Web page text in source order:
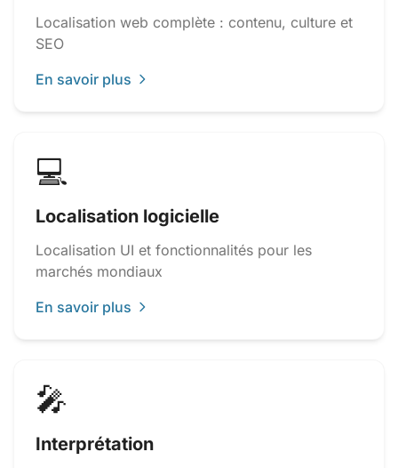
Localisation web complète : contenu, culture et
SEO
En savoir plus
💻
Localisation logicielle
Localisation UI et fonctionnalités pour les
marchés mondiaux
En savoir plus
🎤
Interprétation